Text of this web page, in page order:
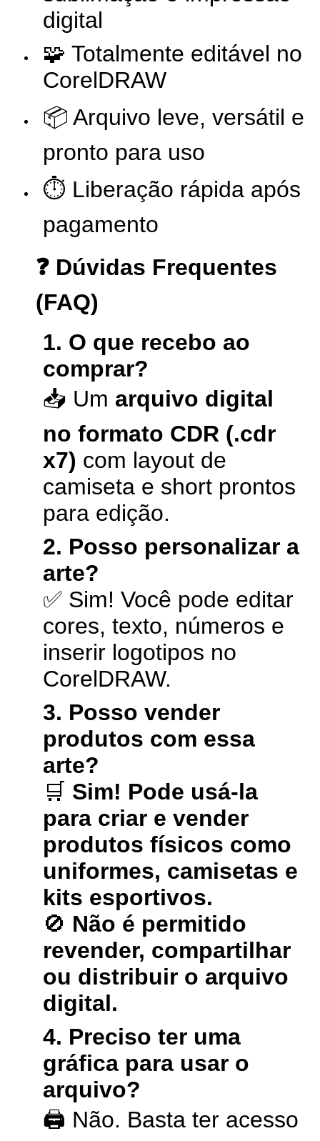
digital
🧩 Totalmente editável no
CorelDRAW
📦 Arquivo leve, versátil e
pronto para uso
⏱️ Liberação rápida após
pagamento
❓ Dúvidas Frequentes
(FAQ)
1. O que recebo ao
comprar?
📥 Um arquivo digital
no formato CDR (.cdr
x7) com layout de
camiseta e short prontos
para edição.
2. Posso personalizar a
arte?
✅ Sim! Você pode editar
cores, texto, números e
inserir logotipos no
CorelDRAW.
3. Posso vender
produtos com essa
arte?
🛒 Sim! Pode usá-la
para criar e vender
produtos físicos como
uniformes, camisetas e
kits esportivos.
🚫 Não é permitido
revender, compartilhar
ou distribuir o arquivo
digital.
4. Preciso ter uma
gráfica para usar o
arquivo?
🖨️ Não. Basta ter acesso